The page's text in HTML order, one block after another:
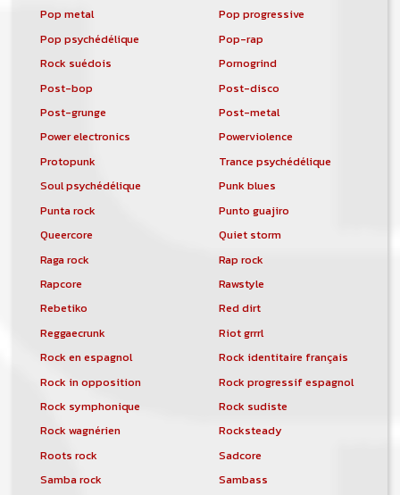
Pop metal
Pop progressive
Pop psychédélique
Pop-rap
Rock suédois
Pornogrind
Post-bop
Post-disco
Post-grunge
Post-metal
Power electronics
Powerviolence
Protopunk
Trance psychédélique
Soul psychédélique
Punk blues
Punta rock
Punto guajiro
Queercore
Quiet storm
Raga rock
Rap rock
Rapcore
Rawstyle
Rebetiko
Red dirt
Reggaecrunk
Riot grrrl
Rock en espagnol
Rock identitaire français
Rock in opposition
Rock progressif espagnol
Rock symphonique
Rock sudiste
Rock wagnérien
Rocksteady
Roots rock
Sadcore
Samba rock
Sambass